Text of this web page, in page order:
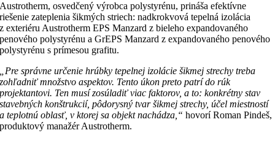
Austrotherm, osvedčený výrobca polystyrénu, prináša efektívne
riešenie zateplenia šikmých striech: nadkrokvová tepelná izolácia
z exteriéru Austrotherm EPS Manzard z bieleho expandovaného
penového polystyrénu a GrEPS Manzard z expandovaného penového
polystyrénu s prímesou grafitu.
„Pre správne určenie hrúbky tepelnej izolácie šikmej strechy treba
zohľadniť množstvo aspektov. Tento úkon preto patrí do rúk
projektantovi. Ten musí zosúladiť viac faktorov, a to: konkrétny stav
stavebných konštrukcií, pôdorysný tvar šikmej strechy, účel miestností
a teplotnú oblasť, v ktorej sa objekt nachádza,“hovorí Roman Pindeš,
produktový manažér Austrotherm.